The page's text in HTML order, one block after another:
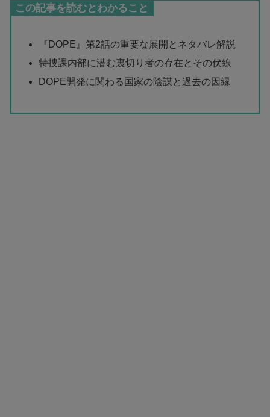
この記事を読むとわかること
『DOPE』第2話の重要な展開とネタバレ解説
特捜課内部に潜む裏切り者の存在とその伏線
DOPE開発に関わる国家の陰謀と過去の因縁